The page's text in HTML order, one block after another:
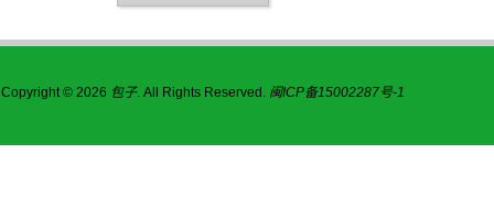
Copyright © 2026 包子. All Rights Reserved. 闽ICP备15002287号-1